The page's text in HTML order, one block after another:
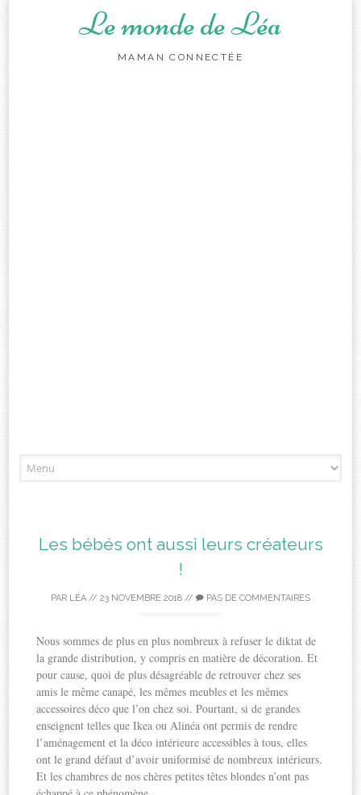
Le monde de Léa
MAMAN CONNECTÉE
à
Les bébés ont aussi leurs créateurs
!
PAR LÉA // 23 NOVEMBRE 2018 // PAS DE COMMENTAIRES
Nous sommes de plus en plus nombreux à refuser le diktat de
la grande distribution, y compris en matière de décoration. Et
pour cause, quoi de plus désagréable de retrouver chez ses
amis le même canapé, les mêmes meubles et les mêmes
accessoires déco que l’on chez soi. Pourtant, si de grandes
enseignent telles que Ikea ou Alinéa ont permis de rendre
l’aménagement et la déco intérieure accessibles à tous, elles
ont le grand défaut d’avoir uniformisé de nombreux intérieurs.
Et les chambres de nos chères petites têtes blondes n’ont pas